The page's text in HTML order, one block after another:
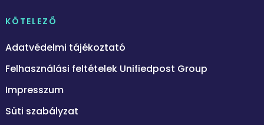
KÖTELEZŐ
Adatvédelmi tájékoztató
Felhasználási feltételek Unifiedpost Group
Impresszum
Süti szabályzat